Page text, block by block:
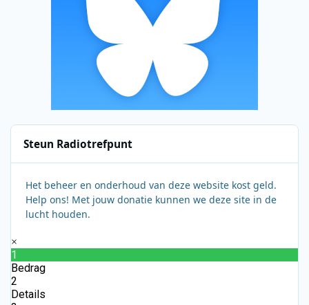
Steun Radiotrefpunt
Het beheer en onderhoud van deze website kost geld.
Help ons! Met jouw donatie kunnen we deze site in de
lucht houden.